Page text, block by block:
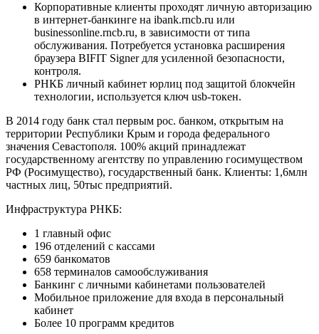
Корпоративные клиенты проходят личную авторизацию
в интернет-банкинге на ibank.rncb.ru или
businessonline.rncb.ru, в зависимости от типа
обслуживания. Потребуется установка расширения
браузера BIFIT Signer для усиленной безопасности,
контроля.
РНКБ личный кабинет юрлиц под защитой блокчейн
технологии, используется ключ usb-токен.
В 2014 году банк стал первым рос. банком, открытым на
территории Республики Крым и города федерального
значения Севастополя. 100% акций принадлежат
государственному агентству по управлению госимуществом
РФ (Росимущество), государственный банк. Клиенты: 1,6млн
частных лиц, 50тыс предприятий.
Инфраструктура РНКБ:
1 главный офис
196 отделений с кассами
659 банкоматов
658 терминалов самообслуживания
Банкинг с личными кабинетами пользователей
Мобильное приложение для входа в персональный
кабинет
Более 10 программ кредитов